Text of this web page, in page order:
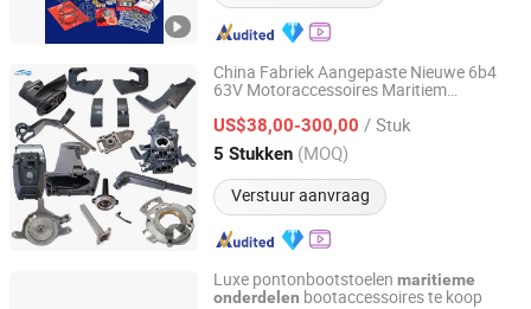
China Fabriek Aangepaste Nieuwe 6b4
63V Motoraccessoires Maritiem
YAMAHA Buitenboordmotor
Maritieme
Motoronderdeel
US$38,00-300,00 / Stuk
5 Stukken (MOQ)
Verstuur aanvraag
Ningbo Dofan Machinery Technology Co., Ltd.
Zhejiang, China Sinds 2025
Luxe pontonbootstoelen maritieme
onderdelen bootaccessoires te koop